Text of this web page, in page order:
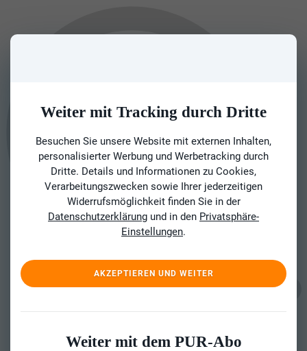
Weiter mit Tracking durch Dritte
Besuchen Sie unsere Website mit externen Inhalten,
personalisierter Werbung und Werbetracking durch
Dritte. Details und Informationen zu Cookies,
Verarbeitungszwecken sowie Ihrer jederzeitigen
Widerrufsmöglichkeit finden Sie in der
Datenschutzerklärung und in den Privatsphäre-
Einstellungen.
AKZEPTIEREN UND WEITER
Weiter mit dem PUR-Abo